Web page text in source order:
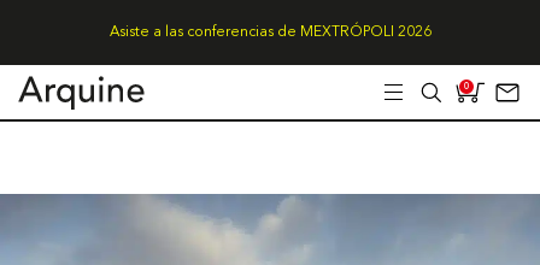
Asiste a las conferencias de MEXTRÓPOLI 2026
0